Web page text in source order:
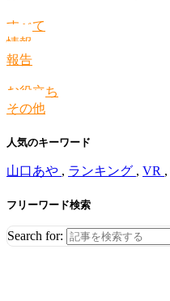
すべて
情報
報告
お役立ち
その他
人気のキーワード
山口あや , ランキング , VR ,
フリーワード検索
Search for: